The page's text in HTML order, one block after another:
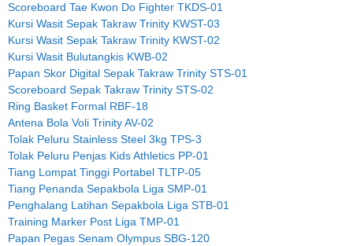
Scoreboard Tae Kwon Do Fighter TKDS-01
Kursi Wasit Sepak Takraw Trinity KWST-03
Kursi Wasit Sepak Takraw Trinity KWST-02
Kursi Wasit Bulutangkis KWB-02
Papan Skor Digital Sepak Takraw Trinity STS-01
Scoreboard Sepak Takraw Trinity STS-02
Ring Basket Formal RBF-18
Antena Bola Voli Trinity AV-02
Tolak Peluru Stainless Steel 3kg TPS-3
Tolak Peluru Penjas Kids Athletics PP-01
Tiang Lompat Tinggi Portabel TLTP-05
Tiang Penanda Sepakbola Liga SMP-01
Penghalang Latihan Sepakbola Liga STB-01
Training Marker Post Liga TMP-01
Papan Pegas Senam Olympus SBG-120